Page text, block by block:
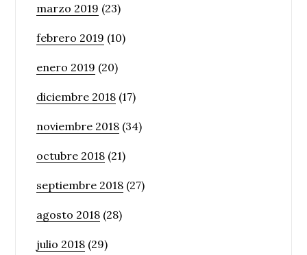
marzo 2019 (23)
febrero 2019 (10)
enero 2019 (20)
diciembre 2018 (17)
noviembre 2018 (34)
octubre 2018 (21)
septiembre 2018 (27)
agosto 2018 (28)
julio 2018 (29)